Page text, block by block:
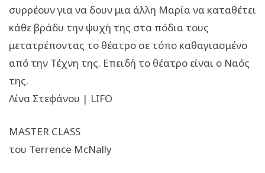
συρρέουν για να δουν μια άλλη Μαρία να καταθέτει
κάθε βράδυ την ψυχή της στα πόδια τους
μετατρέποντας το θέατρο σε τόπο καθαγιασμένο
από την Τέχνη της. Επειδή το θέατρο είναι ο Ναός
της.
Λίνα Στεφάνου | LIFO
MASTER CLASS
του Terrence McNally